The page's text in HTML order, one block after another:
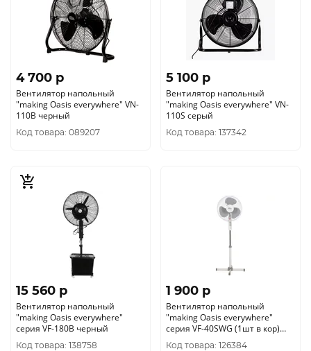
4 700 p
Вентилятор напольный
"making Oasis everywhere" VN-
110B черный
Код товара: 089207
5 100 p
Вентилятор напольный
"making Oasis everywhere" VN-
110S серый
Код товара: 137342
15 560 p
Вентилятор напольный
"making Oasis everywhere"
серия VF-180B черный
Код товара: 138758
1 900 p
Вентилятор напольный
"making Оasis everywhere"
серия VF-40SWG (1шт в кор)
(10323010/070622/3085449,
Код товара: 126384